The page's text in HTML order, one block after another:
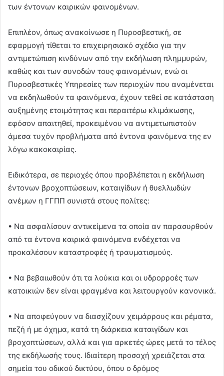
των έντονων καιρικών φαινομένων.
Επιπλέον, όπως ανακοίνωσε η Πυροσβεστική, σε
εφαρμογή τίθεται το επιχειρησιακό σχέδιο για την
αντιμετώπιση κινδύνων από την εκδήλωση πλημμυρών,
καθώς και των συνοδών τους φαινομένων, ενώ οι
Πυροσβεστικές Υπηρεσίες των περιοχών που αναμένεται
να εκδηλωθούν τα φαινόμενα, έχουν τεθεί σε κατάσταση
αυξημένης ετοιμότητας και περαιτέρω κλιμάκωσης,
εφόσον απαιτηθεί, προκειμένου να αντιμετωπιστούν
άμεσα τυχόν προβλήματα από έντονα φαινόμενα της εν
λόγω κακοκαιρίας.
Ειδικότερα, σε περιοχές όπου προβλέπεται η εκδήλωση
έντονων βροχοπτώσεων, καταιγίδων ή θυελλωδών
ανέμων η ΓΓΠΠ συνιστά στους πολίτες:
• Να ασφαλίσουν αντικείμενα τα οποία αν παρασυρθούν
από τα έντονα καιρικά φαινόμενα ενδέχεται να
προκαλέσουν καταστροφές ή τραυματισμούς.
• Να βεβαιωθούν ότι τα λούκια και οι υδρορροές των
κατοικιών δεν είναι φραγμένα και λειτουργούν κανονικά.
• Να αποφεύγουν να διασχίζουν χειμάρρους και ρέματα,
πεζή ή με όχημα, κατά τη διάρκεια καταιγίδων και
βροχοπτώσεων, αλλά και για αρκετές ώρες μετά το τέλος
της εκδήλωσής τους. Ιδιαίτερη προσοχή χρειάζεται στα
σημεία του οδικού δικτύου, όπου ο δρόμος